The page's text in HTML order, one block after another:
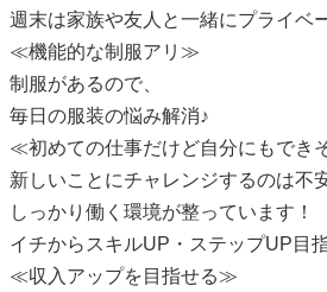
週末は家族や友人と一緒にプライベ
≪機能的な制服アリ≫
制服があるので、
毎日の服装の悩み解消♪
≪初めての仕事だけど自分にもでき
新しいことにチャレンジするのは不
しっかり働く環境が整っています！
イチからスキルUP・ステップUP目
≪収入アップを目指せる≫